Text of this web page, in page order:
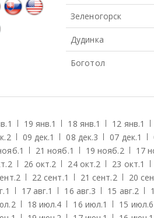
Зеленогорск
Дудинка
Боготол
1 19 янв.1 18 янв.1 12 янв.1
2 09 дек.1 08 дек.3 07 дек.1
1 21 нояб.1 19 нояб.2 17
2 26 окт.2 24 окт.2 23 окт.1
2 22 сент.1 21 сент.2 20
1 17 авг.1 16 авг.3 15 авг.2
2 18 июл.4 16 июл.1 15 июл.6